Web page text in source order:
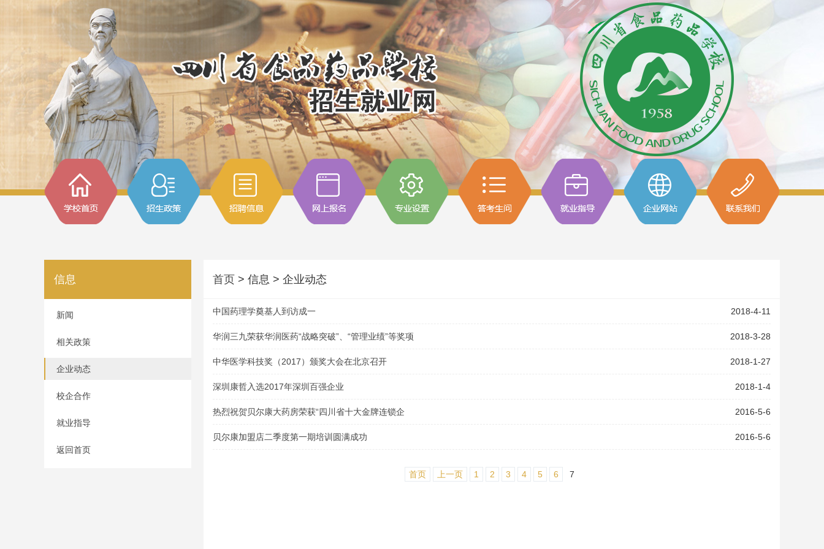
信息
新闻
相关政策
企业动态
校企合作
就业指导
返回首页
首页 > 信息 > 企业动态
中国药理学奠基人到访成一 2018-4-11
华润三九荣获华润医药“战略突破”、“管理业绩”等奖项 2018-3-28
中华医学科技奖（2017）颁奖大会在北京召开 2018-1-27
深圳康哲入选2017年深圳百强企业 2018-1-4
热烈祝贺贝尔康大药房荣获“四川省十大金牌连锁企
业”称号
2016-5-6
贝尔康加盟店二季度第一期培训圆满成功 2016-5-6
首页 上一页 1 2 3 4 5 6 7